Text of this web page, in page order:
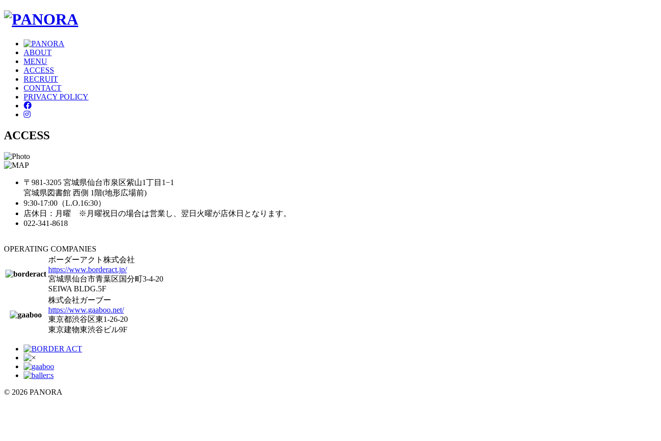
ABOUT
MENU
ACCESS
RECRUIT
CONTACT
PRIVACY POLICY
ACCESS
〒981-3205 宮城県仙台市泉区紫山1丁目1−1
宮城県図書館 西側 1階(地形広場前)
9:30-17:00（L.O.16:30）
店休日：月曜 ※月曜祝日の場合は営業し、翌日火曜が店休日となります。
022-341-8618
OPERATING COMPANIES
ボーダーアクト株式会社
https://www.borderact.jp/
宮城県仙台市青葉区国分町3-4-20
SEIWA BLDG.5F
株式会社ガーブー
https://www.gaaboo.net/
東京都渋谷区東1-26-20
東京建物東渋谷ビル9F
© 2026 PANORA